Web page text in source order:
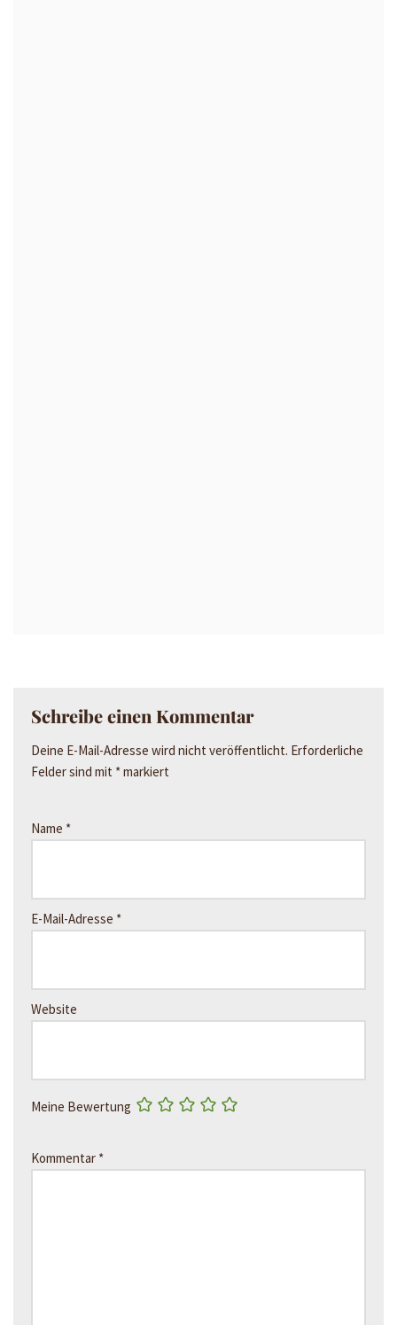
Schreibe einen Kommentar
Deine E-Mail-Adresse wird nicht veröffentlicht. Erforderliche
Felder sind mit *markiert
Name *
E-Mail-Adresse *
Website
Meine Bewertung
Kommentar *